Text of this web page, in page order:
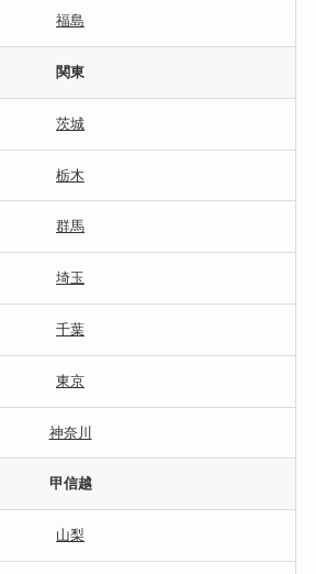
福島
関東
茨城
栃木
群馬
埼玉
千葉
東京
神奈川
甲信越
山梨